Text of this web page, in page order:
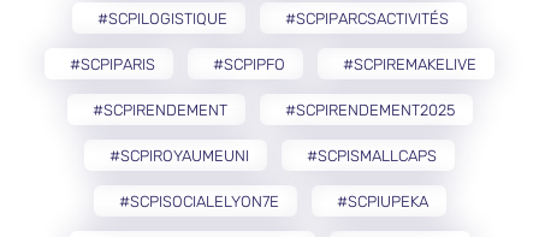
#SCPILOGISTIQUE #SCPIPARCSACTIVITÉS
#SCPIPARIS #SCPIPFO #SCPIREMAKELIVE
#SCPIRENDEMENT #SCPIRENDEMENT2025
#SCPIROYAUMEUNI #SCPISMALLCAPS
#SCPISOCIALELYON7E #SCPIUPEKA